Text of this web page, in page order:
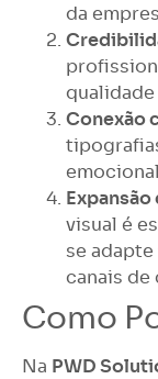
da
Conexão
Expansão
visual é
se
canais de
Como
Na PWD